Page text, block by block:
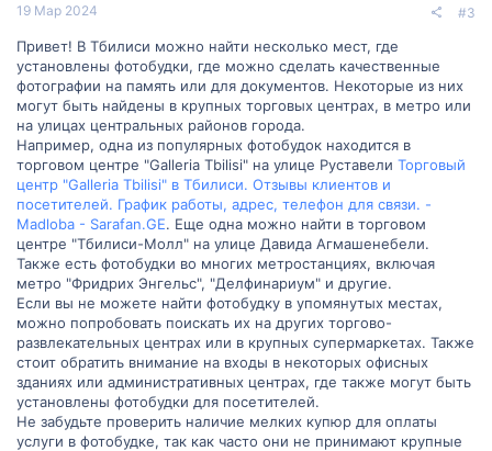
19 Мар 2024 #3
Привет! В Тбилиси можно найти несколько мест, где
установлены фотобудки, где можно сделать качественные
фотографии на память или для документов. Некоторые из них
могут быть найдены в крупных торговых центрах, в метро или
на улицах центральных районов города.
Например, одна из популярных фотобудок находится в
торговом центре "Galleria Tbilisi" на улице Руставели Торговый
центр "Galleria Tbilisi" в Тбилиси. Отзывы клиентов и
посетителей. График работы, адрес, телефон для связи. -
Madloba - Sarafan.GE. Еще одна можно найти в торговом
центре "Тбилиси-Молл" на улице Давида Агмашенебели.
Также есть фотобудки во многих метростанциях, включая
метро "Фридрих Энгельс", "Делфинариум" и другие.
Если вы не можете найти фотобудку в упомянутых местах,
можно попробовать поискать их на других торгово-
развлекательных центрах или в крупных супермаркетах. Также
стоит обратить внимание на входы в некоторых офисных
зданиях или административных центрах, где также могут быть
установлены фотобудки для посетителей.
Не забудьте проверить наличие мелких купюр для оплаты
услуги в фотобудке, так как часто они не принимают крупные